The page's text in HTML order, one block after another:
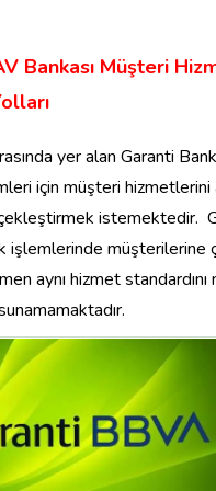
Bankası Müşteri
yer alan Garanti
için müşteri
istemektedir.
işlemlerinde müşterilerine
aynı hizmet standardını